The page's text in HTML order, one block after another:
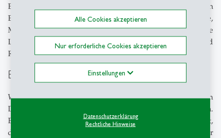
Alle Cookies akzeptieren
Nur erforderliche Cookies akzeptieren
Einstellungen
Datenschutzerklärung
Rechtliche Hinweise
Erwartungslücken beruhen. Die Studie richtete sich an
Entscheidungsträger und somit an Finanzvorstände,
Mitglieder:innen der Geschäftsführung sowie an die
Leitenden der Bereiche Finanzen, Controlling und
Rechnungswesen führender Schweizer Unternehmen.
Beratung
Wir unterstützen Sie bei der Etablierung von integriertem
Denken, Handeln und Berichten in Ihrem Unternehmen.
Ein gut strukturierter Bericht ist zwar wünschenswert,
doch ein schlüssiger Prozess zur Bestimmung der